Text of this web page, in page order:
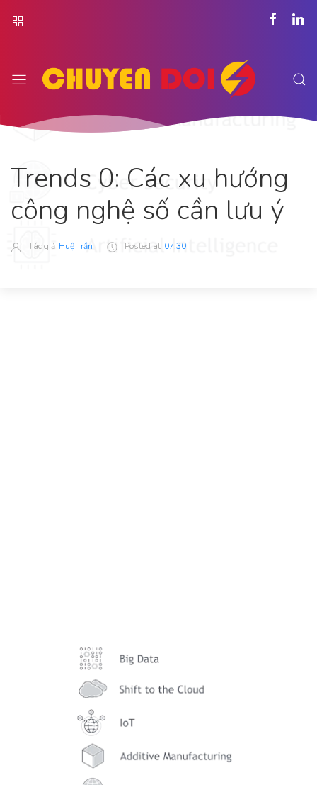
Trends 0: Các xu hướng
công nghệ số cần lưu ý
Tác giả Huệ Trần Posted at 07:30